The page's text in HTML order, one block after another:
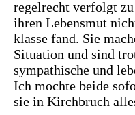
regelrecht verfolgt
ihren Lebensmut
klasse fand. Sie
Situation und sind
sympathische und
Ich mochte beide
sie in Kirchbruch